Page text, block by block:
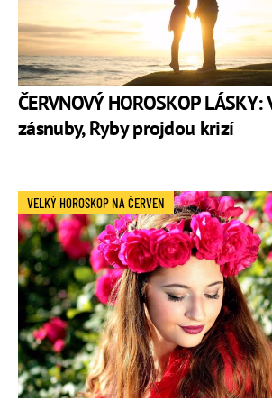
ČERVNOVÝ HOROSKOP
zásnuby, Ryby projdou krizí
VELKÝ HOROSKOP NA ČERVEN